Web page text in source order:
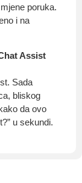
poruka.
i na
Assist
Sada
bliskog
da ovo
u sekundi.